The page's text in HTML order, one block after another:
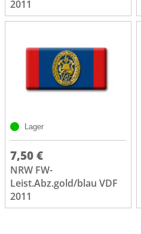
2011
Lager
7,50 €
NRW FW-
Leist.Abz.gold/blau VDF
2011